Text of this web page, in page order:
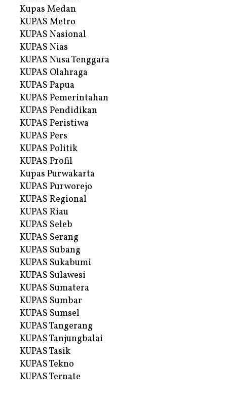
Kupas Medan
KUPAS Metro
KUPAS Nasional
KUPAS Nias
KUPAS Nusa Tenggara
KUPAS Olahraga
KUPAS Papua
KUPAS Pemerintahan
KUPAS Pendidikan
KUPAS Peristiwa
KUPAS Pers
KUPAS Politik
KUPAS Profil
Kupas Purwakarta
KUPAS Purworejo
KUPAS Regional
KUPAS Riau
KUPAS Seleb
KUPAS Serang
KUPAS Subang
KUPAS Sukabumi
KUPAS Sulawesi
KUPAS Sumatera
KUPAS Sumbar
KUPAS Sumsel
KUPAS Tangerang
KUPAS Tanjungbalai
KUPAS Tasik
KUPAS Tekno
KUPAS Ternate